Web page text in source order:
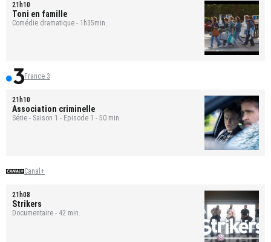
21h10
Toni en famille
Comédie dramatique - 1h35min.
France 3
21h10
Association criminelle
Série - Saison 1 - Épisode 1 - 50 min.
Canal+
21h08
Strikers
Documentaire - 42 min.